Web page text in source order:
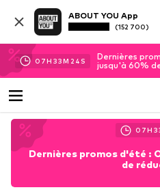
ABOUT YOU App
(152 700)
07H 33M 23 S
Dernières
jusqu'à 60%
07H
Dernières promos d'été :
de